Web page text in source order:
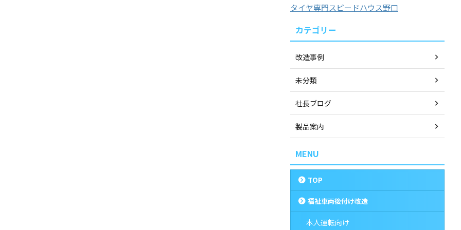
タイヤ専門スピードハウス野口
カテゴリー
改造事例
未分類
社長ブログ
製品案内
MENU
TOP
福祉車両後付け改造
本人運転向け